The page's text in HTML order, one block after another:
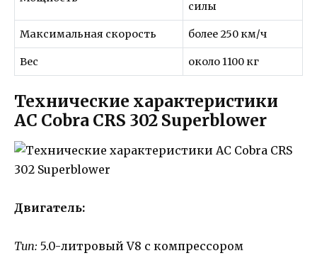
силы
Максимальная скорость более 250 км/ч
Вес около 1100 кг
Технические характеристики
AC Cobra CRS 302 Superblower
Двигатель:
Тип: 5.0-литровый V8 с компрессором